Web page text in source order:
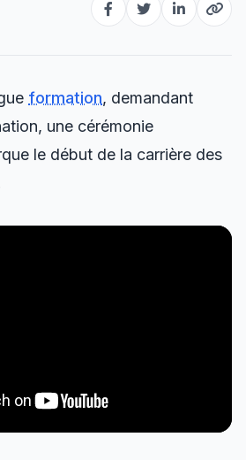
formation, demandant
une cérémonie
le début de la carrière des